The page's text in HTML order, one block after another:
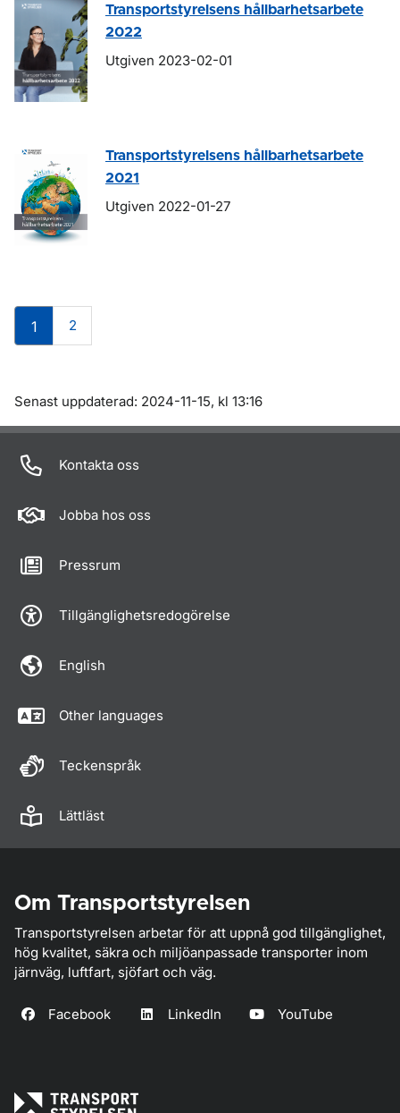
Transportstyrelsens hållbarhetsarbete
2022
Utgiven 2023-02-01
Transportstyrelsens hållbarhetsarbete
2021
Utgiven 2022-01-27
1 2
Om sidan
Senast uppdaterad: 2024-11-15, kl 13:16
Kontakta oss
Jobba hos oss
Pressrum
Tillgänglighetsredogörelse
English
Other languages
Teckenspråk
Lättläst
Om Transportstyrelsen
Transportstyrelsen arbetar för att uppnå god tillgänglighet,
hög kvalitet, säkra och miljöanpassade transporter inom
järnväg, luftfart, sjöfart och väg.
Facebook LinkedIn YouTube